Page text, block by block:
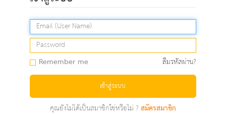
Remember me ลืมรหัสผ่าน?
เข้าสู่ระบบ
คุณยังไม่ได้เป็นสมาชิกใช่หรือไม่ ?สมัครสมาชิก